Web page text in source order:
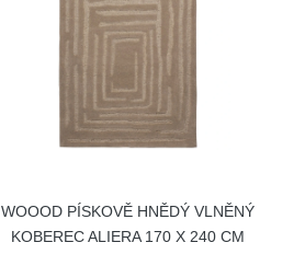
WOOOD PÍSKOVĚ HNĚDÝ VLNĚNÝ
KOBEREC ALIERA 170 X 240 CM